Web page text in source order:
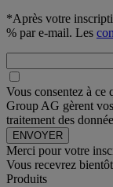
*Après votre
% par e-mail. Les
Vous consentez à
Group AG gèrent
traitement des
Merci pour votre
Vous recevrez
Produits